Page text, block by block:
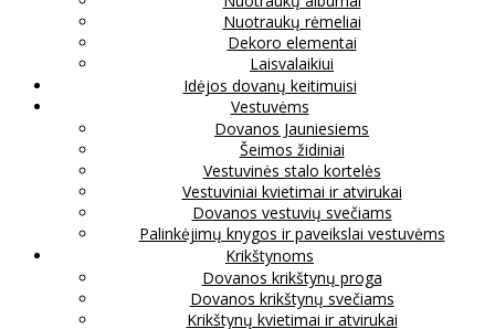
Nuotraukų rėmeliai
Dekoro elementai
Laisvalaikiui
Idėjos dovanų keitimuisi
Vestuvėms
Dovanos Jauniesiems
Šeimos židiniai
Vestuvinės stalo kortelės
Vestuviniai kvietimai ir atvirukai
Dovanos vestuvių svečiams
Palinkėjimų knygos ir paveikslai vestuvėms
Krikštynoms
Dovanos krikštynų proga
Dovanos krikštynų svečiams
Krikštynų kvietimai ir atvirukai